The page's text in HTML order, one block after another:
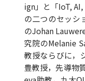
ign」と「IoT,
の二つのセッシ
のJohan
究院のMelanie
教授ならびに，
豊教授，先導物